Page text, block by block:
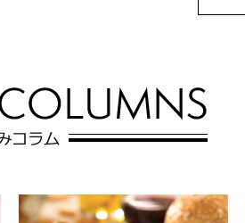
ば、朝食にお好きな...